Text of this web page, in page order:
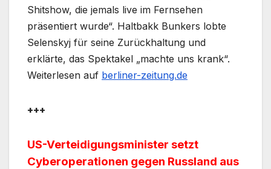
Shitshow, die jemals live im Fernsehen
präsentiert wurde“. Haltbakk Bunkers lobte
Selenskyj für seine Zurückhaltung und
erklärte, das Spektakel „machte uns krank“.
Weiterlesen auf berliner-zeitung.de
+++
US-Verteidigungsminister setzt
Cyberoperationen gegen Russland aus